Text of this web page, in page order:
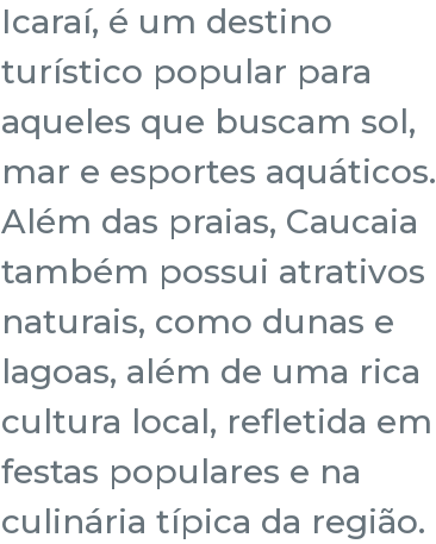
Icaraí, é um destino
turístico popular para
aqueles que buscam sol,
mar e esportes aquáticos.
Além das praias, Caucaia
também possui atrativos
naturais, como dunas e
lagoas, além de uma rica
cultura local, refletida em
festas populares e na
culinária típica da região.